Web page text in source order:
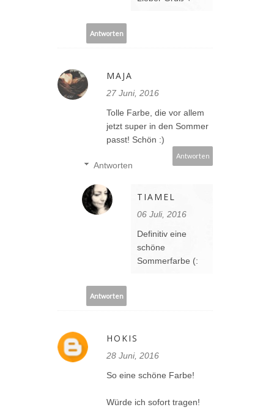
Antworten
MAJA
27 Juni, 2016
Tolle Farbe, die vor allem
jetzt super in den Sommer
passt! Schön :)
Antworten
Antworten
TIAMEL
06 Juli, 2016
Definitiv eine
schöne
Sommerfarbe (:
Antworten
HOKIS
28 Juni, 2016
So eine schöne Farbe!
Würde ich sofort tragen!